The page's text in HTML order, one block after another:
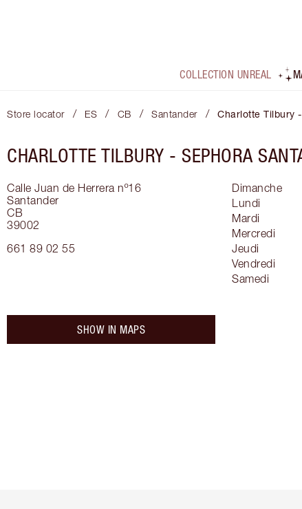
COLLECTION UNREAL
Store locator / ES / CB / Santander / Charlotte Tilbury
CHARLOTTE TILBURY - SEPHORA
Calle Juan de Herrera nº16
Santander
CB
39002
661 89 02 55
Dimanche
Lundi
Mardi
Mercredi
Jeudi
Vendredi
Samedi
SHOW IN MAPS